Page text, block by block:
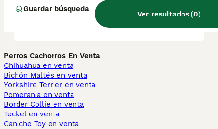
Guardar búsqueda
Ver resultados(0)
¿Qué tienen de especial los
perros San Bernardo?
Perros Cachorros En Venta
Chihuahua en venta
Bichón Maltés en venta
Yorkshire Terrier en venta
Pomerania en venta
Border Collie en venta
Teckel en venta
Caniche Toy en venta